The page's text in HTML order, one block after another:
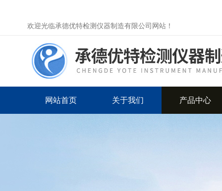
欢迎光临承德优特检测仪器制造有限公司网站！
网站首页 关于我们 产品中心